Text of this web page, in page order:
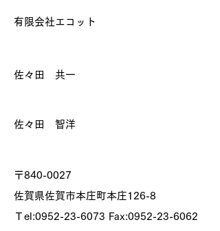
有限会社エコット
佐々田 共一
佐々田 智洋
〒840-0027
佐賀県佐賀市本庄町本庄126-8
Ｔel:0952-23-6073 Fax:0952-23-6062